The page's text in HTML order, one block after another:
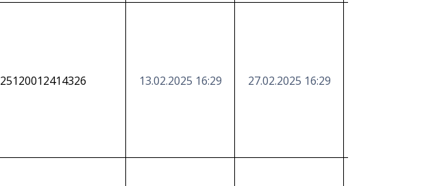
25120012414326 13.02.2025 16:29 27.02.2025 16:29